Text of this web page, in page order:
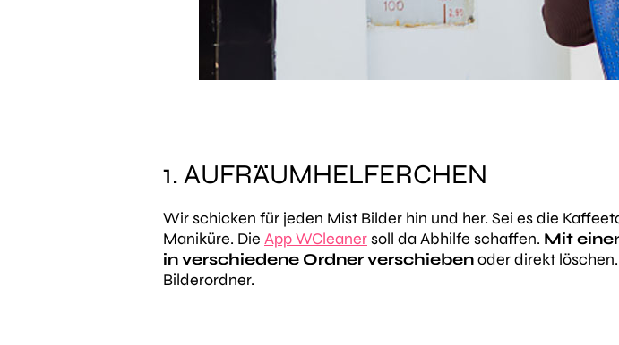
1. AUFRÄUMHELFERCHEN
Wir schicken für jeden Mist Bilder hin und her. Sei es die
Maniküre. Die App WCleanersoll da Abhilfe schaffen. Mit
in verschiedene Ordner verschiebenoder direkt
Bilderordner.